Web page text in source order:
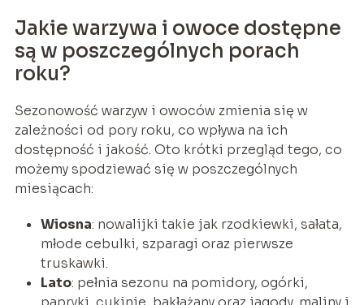
Jakie warzywa i owoce dostępne
są w poszczególnych porach
roku?
Sezonowość warzyw i owoców zmienia się w
zależności od pory roku, co wpływa na ich
dostępność i jakość. Oto krótki przegląd tego, co
możemy spodziewać się w poszczególnych
miesiącach:
Wiosna: nowalijki takie jak rzodkiewki, sałata,
młode cebulki, szparagi oraz pierwsze
truskawki.
Lato: pełnia sezonu na pomidory, ogórki,